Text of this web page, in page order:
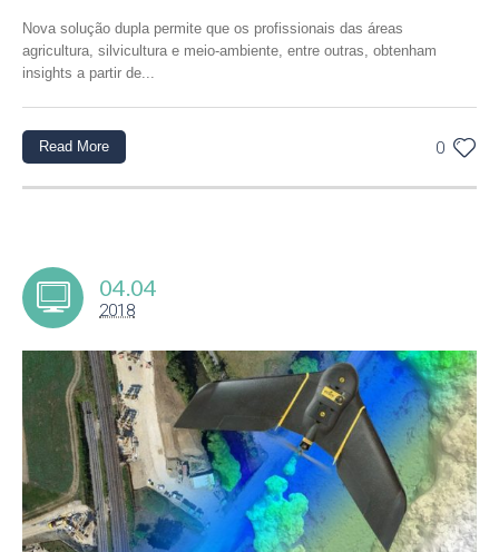
Nova solução dupla permite que os profissionais das áreas
agricultura, silvicultura e meio-ambiente, entre outras, obtenham
insights a partir de...
0
Read More
04.04
2018